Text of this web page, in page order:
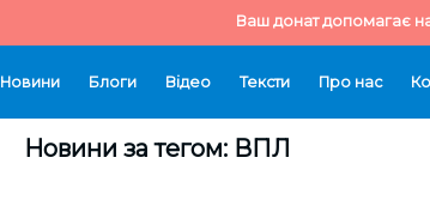
Ваш донат допомагає
Новини Блоги Відео Тексти Про нас
Новини за тегом: ВПЛ